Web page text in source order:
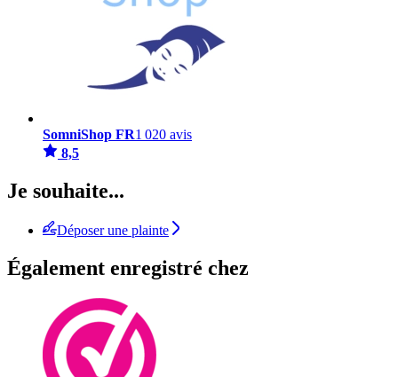
SomniShop FR1 020 avis
8,5
Je souhaite...
Déposer une plainte
Également enregistré chez